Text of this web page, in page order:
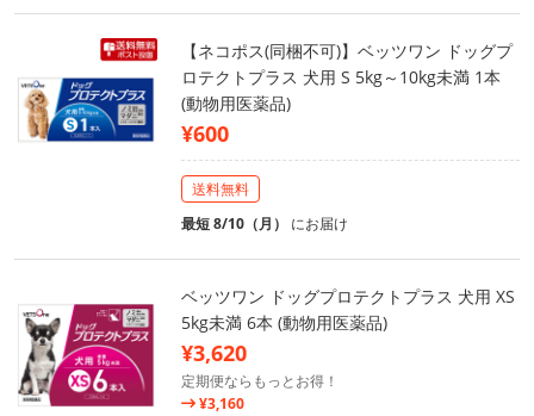
【ネコポス(同梱不可)】ベッツワン ドッグプ
ロテクトプラス 犬用 S 5kg～10kg未満 1本
(動物用医薬品)
¥600
送料無料
最短 8/10（月） にお届け
ベッツワン ドッグプロテクトプラス 犬用 XS
5kg未満 6本 (動物用医薬品)
¥3,620
定期便ならもっとお得！
¥3,160